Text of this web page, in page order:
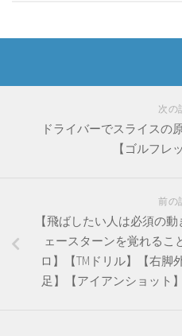
次の
ドライバーでスライスの
【ゴルフレ
前の
【飛ばしたい人は必須の
ェースターンを覚れるこ
ロ】【TMドリル】【右脚
足】【アイアンショット